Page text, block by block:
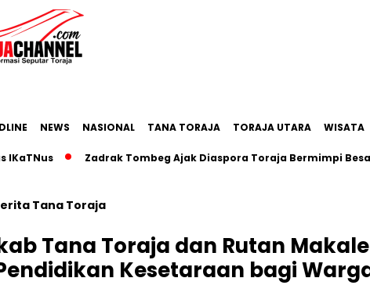
NEWS NASIONAL TANA TORAJA TORAJA UTARA WISATA
Zadrak Tombeg Ajak Diaspora Toraja Bermimpi Besar di
Tana Toraja
Tana Toraja dan Rutan
Kesetaraan bagi